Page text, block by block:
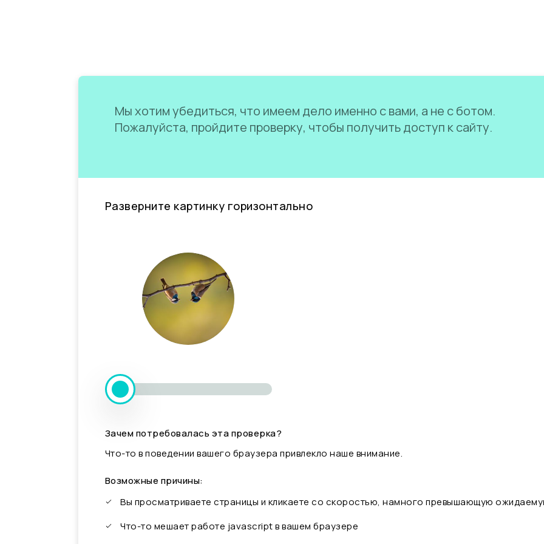
Мы хотим убедиться, что имеем дело именно с вами, а не с ботом.
Пожалуйста, пройдите проверку, чтобы получить доступ к сайту.
Разверните картинку горизонтально
Зачем потребовалась эта проверка?
Что-то в поведении вашего браузера привлекло наше внимание.
Возможные причины:
Вы просматриваете страницы и кликаете со скоростью, намного превышающую
Что-то мешает работе javascript в вашем браузере